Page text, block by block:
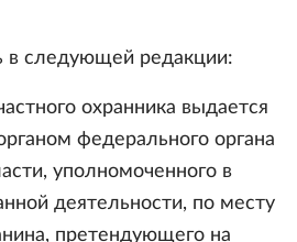
в следующей редакции:
охранника выдается
федерального органа
уполномоченного в
деятельности, по месту
претендующего на